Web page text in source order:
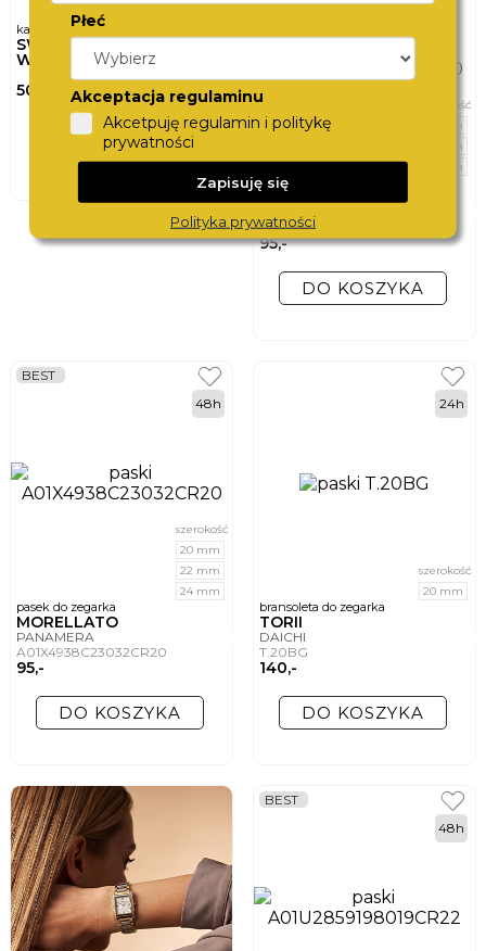
karta podarunkowa
SWISS
WATCHCARD
500,-
DO KOSZYKA
pasek do zegarka
MORELLATO
PANAMERA
A01X4938C23019CR20
95,-
szerokość
20 mm
22 mm
24 mm
DO KOSZYKA
pasek do zegarka
MORELLATO
PANAMERA
A01X4938C23032CR20
95,-
BEST
szerokość
20 mm
22 mm
24 mm
48h
DO KOSZYKA
bransoleta do zegarka
TORII
DAICHI
T.20BG
140,-
szerokość
20 mm
24h
DO KOSZYKA
BEST
48h
Płeć
Akceptacja regulaminu
Akcetpuję regulamin i politykę
prywatności
Zapisuję się
Polityka prywatności